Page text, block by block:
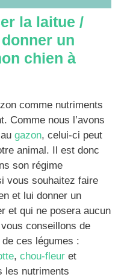
la laitue /
un
chien à
comme nutriments
Comme nous l’avons
gazon, celui-ci peut
animal. Il est donc
son régime
vous souhaitez faire
et lui donner un
et qui ne posera aucun
conseillons de
ces légumes :
, chou-fleur et
les nutriments